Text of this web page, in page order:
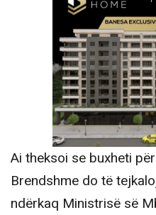
Ai theksoi se buxheti
Brendshme do të
ndërkaq Ministrisë së